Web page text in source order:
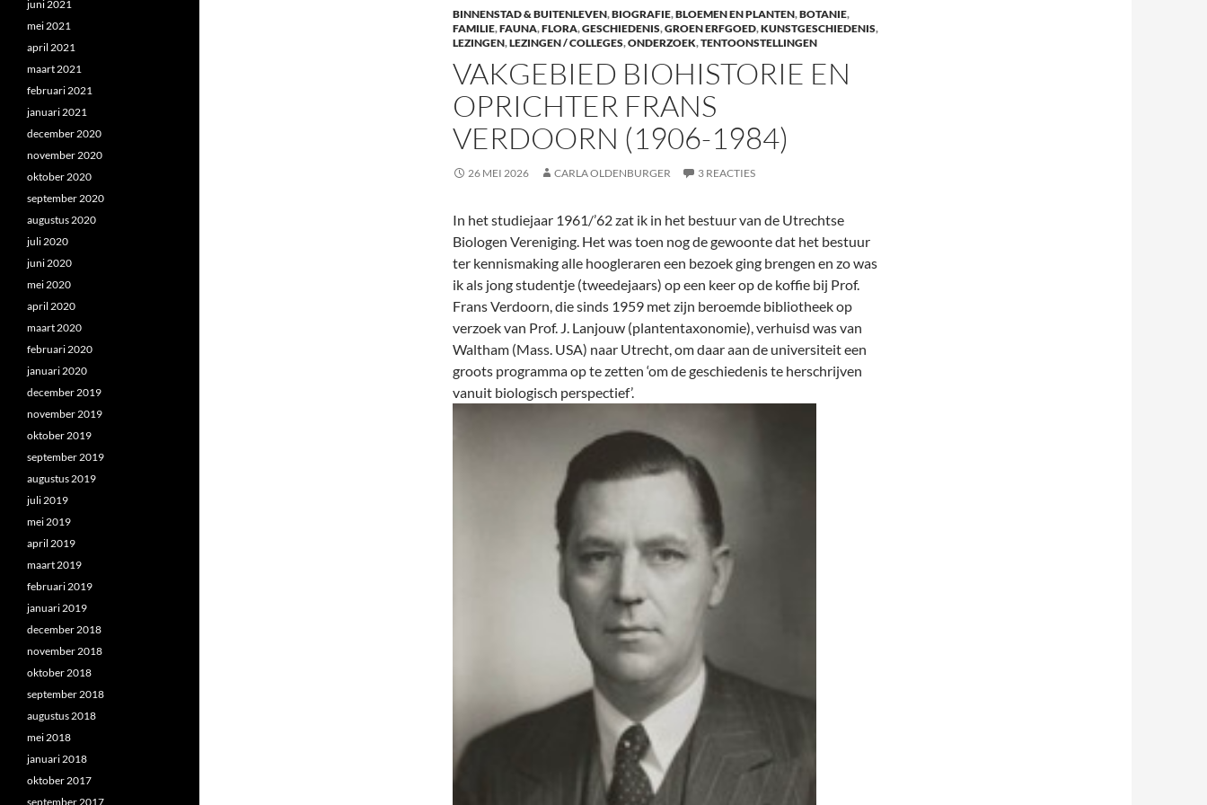
o
k
n
BINNENSTAD & BUITENLEVEN,BIOGRAFIE,BLOEMEN EN PLANTEN,BOTANIE,
FAMILIE,FAUNA,FLORA,GESCHIEDENIS,GROEN ERFGOED,KUNSTGESCHIEDENIS,
LEZINGEN,LEZINGEN / COLLEGES,ONDERZOEK,TENTOONSTELLINGEN
VAKGEBIED BIOHISTORIE EN
OPRICHTER FRANS
VERDOORN (1906-1984)
26 MEI 2026 CARLA OLDENBURGER 3 REACTIES
In het studiejaar 1961/’62 zat ik in het bestuur van de Utrechtse
Biologen Vereniging. Het was toen nog de gewoonte dat het bestuur
ter kennismaking alle hoogleraren een bezoek ging brengen en zo was
ik als jong studentje (tweedejaars) op een keer op de koffie bij Prof.
Frans Verdoorn, die sinds 1959 met zijn beroemde bibliotheek op
verzoek van Prof. J. Lanjouw (plantentaxonomie), verhuisd was van
Waltham (Mass. USA) naar Utrecht, om daar aan de universiteit een
groots programma op te zetten ‘om de geschiedenis te herschrijven
vanuit biologisch perspectief’.
juni 2021
mei 2021
april 2021
maart 2021
februari 2021
januari 2021
december 2020
november 2020
oktober 2020
september 2020
augustus 2020
juli 2020
juni 2020
mei 2020
april 2020
maart 2020
februari 2020
januari 2020
december 2019
november 2019
oktober 2019
september 2019
augustus 2019
juli 2019
mei 2019
april 2019
maart 2019
februari 2019
januari 2019
december 2018
november 2018
oktober 2018
september 2018
augustus 2018
mei 2018
januari 2018
oktober 2017
september 2017